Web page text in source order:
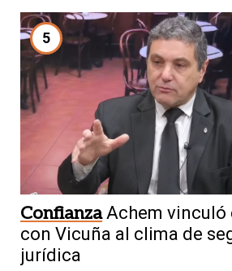
5
Confianza Achem vinculó
con Vicuña al clima de
jurídica